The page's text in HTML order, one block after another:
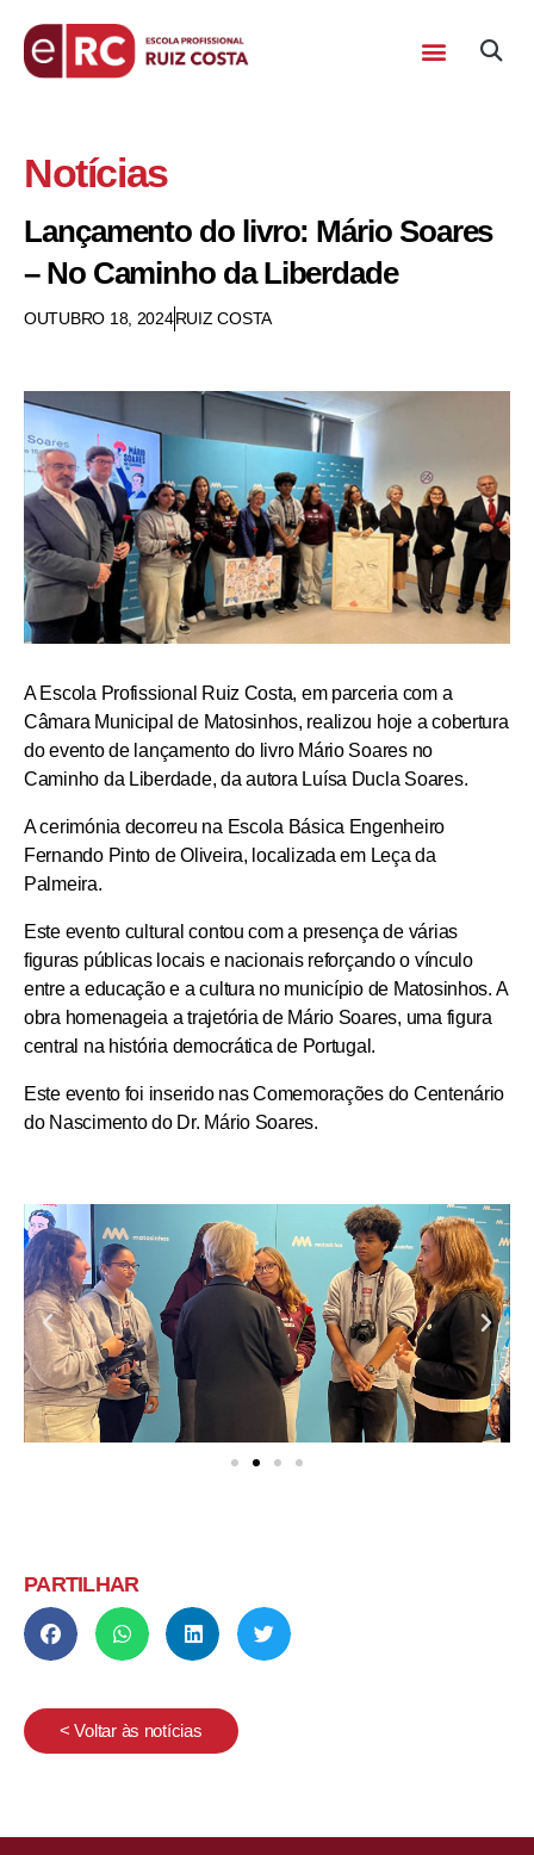
Notícias
Lançamento do livro: Mário Soares
– No Caminho da Liberdade
OUTUBRO 18, 2024RUIZ COSTA
A Escola Profissional Ruiz Costa, em parceria com a
Câmara Municipal de Matosinhos, realizou hoje a cobertura
do evento de lançamento do livro Mário Soares no
Caminho da Liberdade, da autora Luísa Ducla Soares.
A cerimónia decorreu na Escola Básica Engenheiro
Fernando Pinto de Oliveira, localizada em Leça da
Palmeira.
Este evento cultural contou com a presença de várias
figuras públicas locais e nacionais reforçando o vínculo
entre a educação e a cultura no município de Matosinhos. A
obra homenageia a trajetória de Mário Soares, uma figura
central na história democrática de Portugal.
Este evento foi inserido nas Comemorações do Centenário
do Nascimento do Dr. Mário Soares.
PARTILHAR
< Voltar às notícias